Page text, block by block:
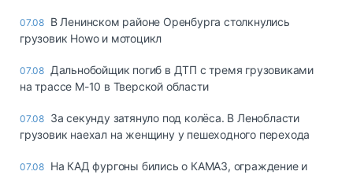
07.08 В Ленинском районе Оренбурга столкнулись
грузовик Howo и мотоцикл
07.08 Дальнобойщик погиб в ДТП с тремя грузовиками
на трассе М-10 в Тверской области
07.08 За секунду затянуло под колёса. В Ленобласти
грузовик наехал на женщину у пешеходного перехода
07.08 На КАД фургоны бились о КАМАЗ, ограждение и